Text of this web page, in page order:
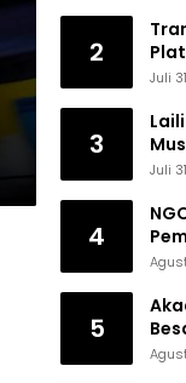
2
Juli
3
Juli
4
5